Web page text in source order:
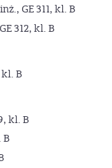
GE 311, kl. B
312, kl. B
kl. B
kl. B
B